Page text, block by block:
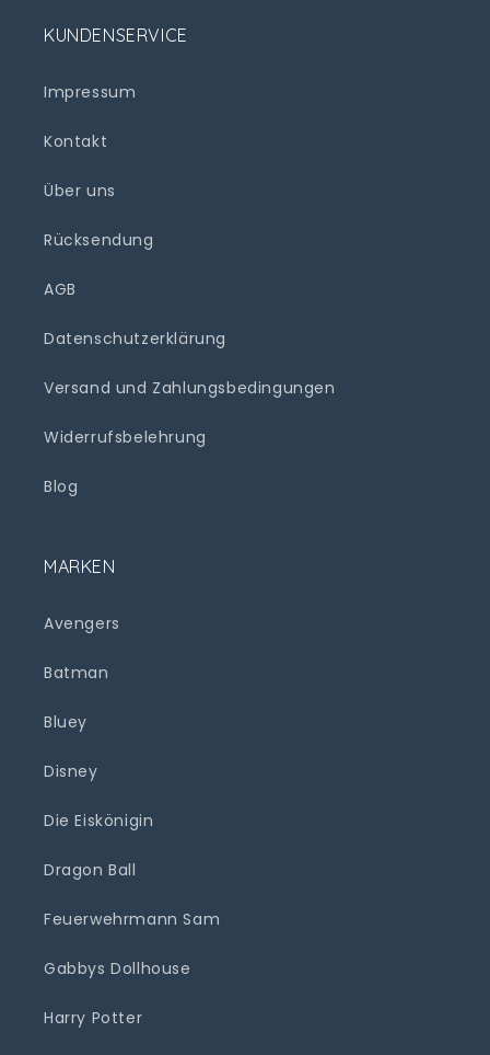
KUNDENSERVICE
Impressum
Kontakt
Über uns
Rücksendung
AGB
Datenschutzerklärung
Versand und Zahlungsbedingungen
Widerrufsbelehrung
Blog
MARKEN
Avengers
Batman
Bluey
Disney
Die Eiskönigin
Dragon Ball
Feuerwehrmann Sam
Gabbys Dollhouse
Harry Potter